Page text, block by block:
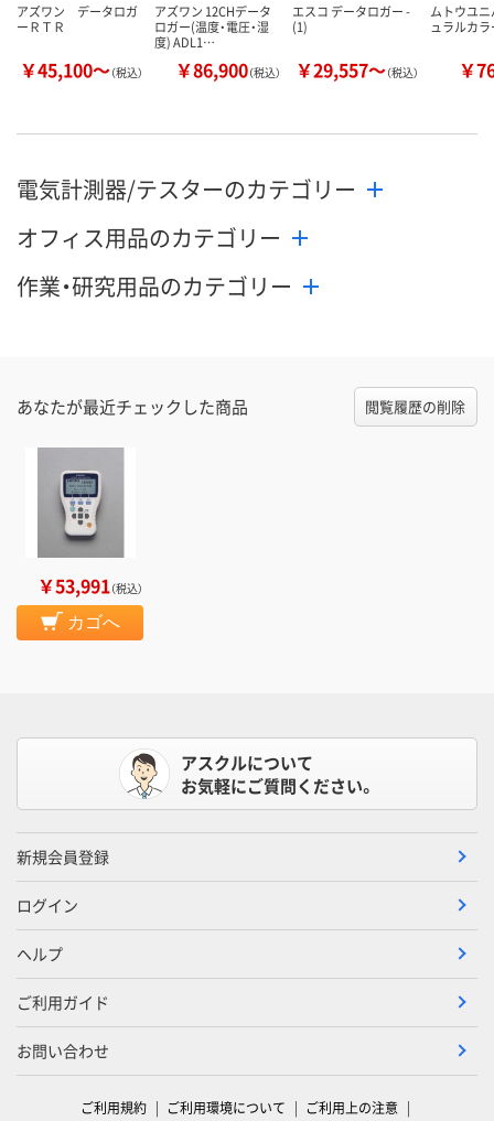
在庫切れです
（次回入荷日未定）
数量
カゴへ
数量
カ
アズワン データロガ
ーＲＴＲ
￥45,100～（税込）
アズワン 12CHデータ
ロガー(温度・電圧・湿
度) ADL1…
￥86,900（税込）
エスコ データロガー -
(1)
￥29,557～（税込）
ムトウユ
ュラルカ
￥
電気計測器/テスターのカテゴリー
オフィス用品のカテゴリー
作業・研究用品のカテゴリー
あなたが最近チェックした商品 閲覧履歴の削除
￥53,991（税込）
カゴへ
アスクルについて
お気軽にご質問ください。
新規会員登録
ログイン
ヘルプ
ご利用ガイド
お問い合わせ
ご利用規約 ご利用環境について ご利用上の注意